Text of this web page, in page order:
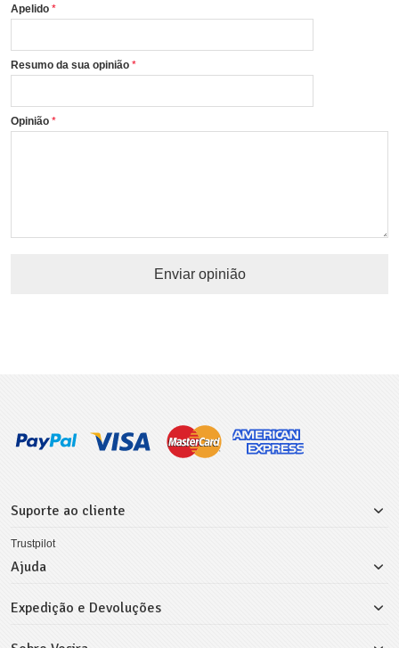
Apelido
Resumo da sua opinião
Opinião
Enviar opinião
Suporte ao cliente
Trustpilot
Ajuda
Expedição e Devoluções